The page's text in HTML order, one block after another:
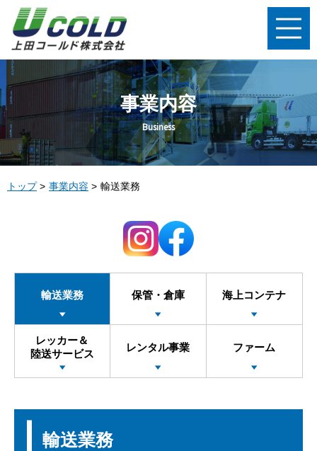
事業内容
Business
トップ 事業内容 輸送業務
輸送業務 保管・倉庫 海上コンテナ
レッカー＆
陸送サービス
レンタル事業 ファーム
輸送業務